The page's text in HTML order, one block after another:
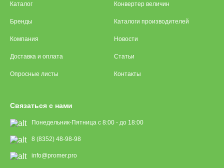
Каталог
Бренды
Компания
Доставка и оплата
Опросные листы
Конвертер величин
Каталоги производителей
Новости
Статьи
Контакты
Связаться с нами
Понедельник-Пятница с 8:00 - до 18:00
8 (8352) 48-98-98
info@promer.pro